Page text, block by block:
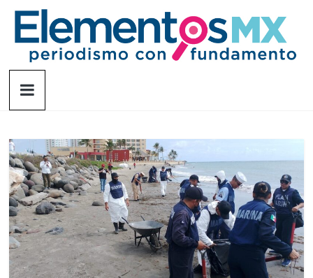
Saltar
contenido
Elementosmx
fundamento